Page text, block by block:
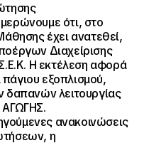
ότι, στο
έχει ανατεθεί,
Διαχείρισης
Σ.Ε.Κ. Η εκτέλεση αφορά
εξοπλισμού,
δαπανών λειτουργίας
ΑΓΩΓΗΣ.
ανακοινώσεις
η